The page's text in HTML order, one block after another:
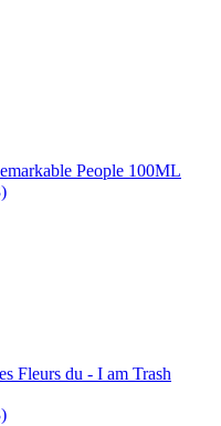
People 100ML
Fleurs du - I am Trash